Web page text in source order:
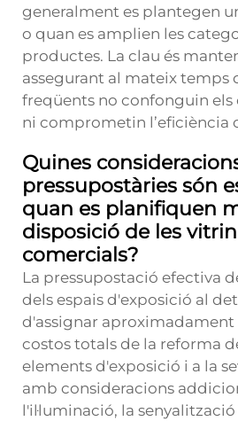
generalment es plantegen
o quan es amplien les
productes. La clau és
assegurant al mateix temps
freqüents no confonguin
ni comprometin l’eficiència
Quines
pressupostàries són
quan es planifiquen
disposició de les
comercials?
La pressupostació efectiva
dels espais d'exposició al
d'assignar aproximadament
costos totals de la reforma
elements d'exposició i a la
amb consideracions
l'il·luminació, la